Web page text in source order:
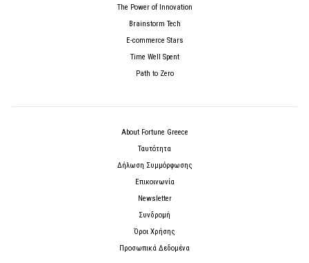
The Power of Innovation
Brainstorm Tech
E-commerce Stars
Time Well Spent
Path to Zero
About Fortune Greece
Ταυτότητα
Δήλωση Συμμόρφωσης
Επικοινωνία
Newsletter
Συνδρομή
Όροι Χρήσης
Προσωπικά Δεδομένα